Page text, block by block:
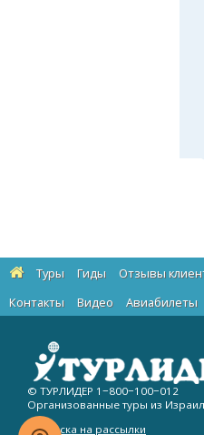
Туры Гиды Отзывы
Контакты
Видео Авиабилеты
© ТУРЛИДЕР 1−800−100−012
Организованные туры из
Подписка на рассылки